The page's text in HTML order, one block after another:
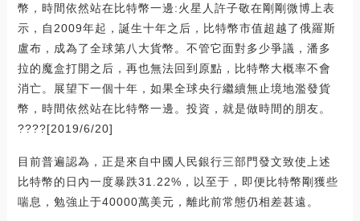
幣，時間依然站在比特幣一邊:火星人許子敬在剛剛微博上表
示，自2009年起，誕生十年之后，比特幣市值超越了俄羅斯
盧布，成為了全球第八大貨幣。不管它面對多少爭議，潘多
拉的魔盒打開之后，再也無法回到原點，比特幣大概率不會
消亡。展望下一個十年，如果全球央行繼續無止境地濫發貨
幣，時間依然站在比特幣一邊。投資，就是做時間的朋友。
????[2019/6/20]
目前普遍認為，正是來自中國人民銀行三部門發文致使上述
比特幣的日內一度暴跌31.22%，以至于，即便比特幣剛獲些
喘息，勉強止于40000萬美元，離此前常態仍相差甚遠。